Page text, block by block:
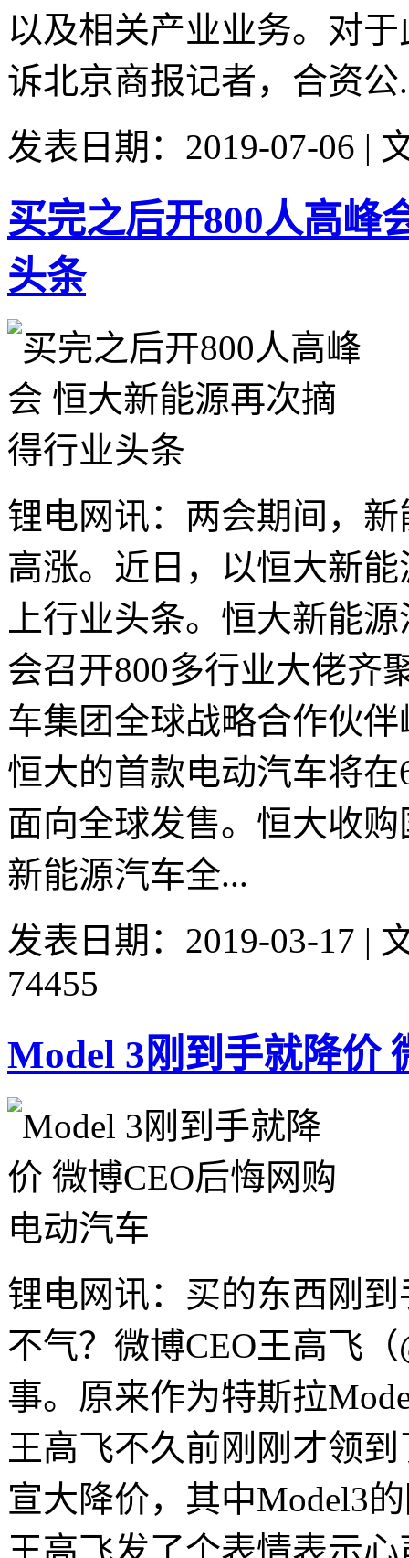
以及相关产业业务。对
诉北京商报记者，合资公
发表日期：2019-07-06 |
买完之后开800人高峰
头条
锂电网讯：两会期间，
高涨。近日，以恒大新
上行业头条。恒大新能
会召开800多行业大佬齐
车集团全球战略合作伙
恒大的首款电动汽车将
面向全球发售。恒大收
新能源汽车全...
发表日期：2019-03-17 |
74455
Model 3刚到手就降价
锂电网讯：买的东西刚
不气？微博CEO王高飞
事。原来作为特斯拉
王高飞不久前刚刚才领
宣大降价，其中Model3
王高飞发了个表情表示